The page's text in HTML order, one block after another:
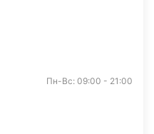
Пн-Вс: 09:00 - 21:00